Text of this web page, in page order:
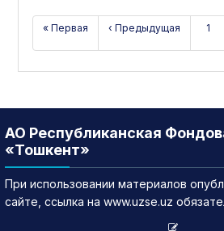
« Первая ‹ Предыдущая 1
АО Республиканская
«Тошкент»
При использовании материалов
сайте, ссылка на www.uzse.uz